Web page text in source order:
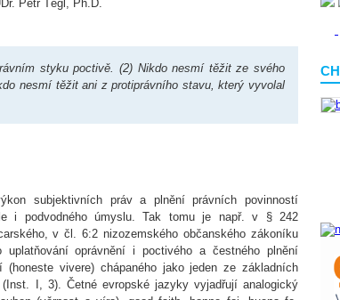
Petr Tégl, Ph.D.
styku poctivě. (2) Nikdo nesmí těžit ze svého
nesmí těžit ani z protiprávního stavu, který vyvolal
subjektivních práv a plnění právních povinností
i podvodného úmyslu. Tak tomu je např. v § 242
v čl. 6:2 nizozemského občanského zákoníku
oprávnění i poctivého a čestného plnění
vivere) chápaného jako jeden ze základních
I, 3). Četné evropské jazyky vyjadřují analogický